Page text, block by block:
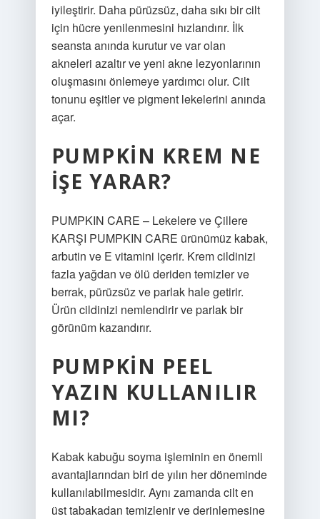
iyileştirir. Daha pürüzsüz, daha sıkı bir cilt
için hücre yenilenmesini hızlandırır. İlk
seansta anında kurutur ve var olan
akneleri azaltır ve yeni akne lezyonlarının
oluşmasını önlemeye yardımcı olur. Cilt
tonunu eşitler ve pigment lekelerini anında
açar.
PUMPKIN KREM NE
IŞE YARAR?
PUMPKIN CARE – Lekelere ve Çillere
KARŞI PUMPKIN CARE ürünümüz kabak,
arbutin ve E vitamini içerir. Krem cildinizi
fazla yağdan ve ölü deriden temizler ve
berrak, pürüzsüz ve parlak hale getirir.
Ürün cildinizi nemlendirir ve parlak bir
görünüm kazandırır.
PUMPKIN PEEL
YAZIN KULLANILIR
MI?
Kabak kabuğu soyma işleminin en önemli
avantajlarından biri de yılın her döneminde
kullanılabilmesidir. Aynı zamanda cilt en
üst tabakadan temizlenir ve derinlemesine